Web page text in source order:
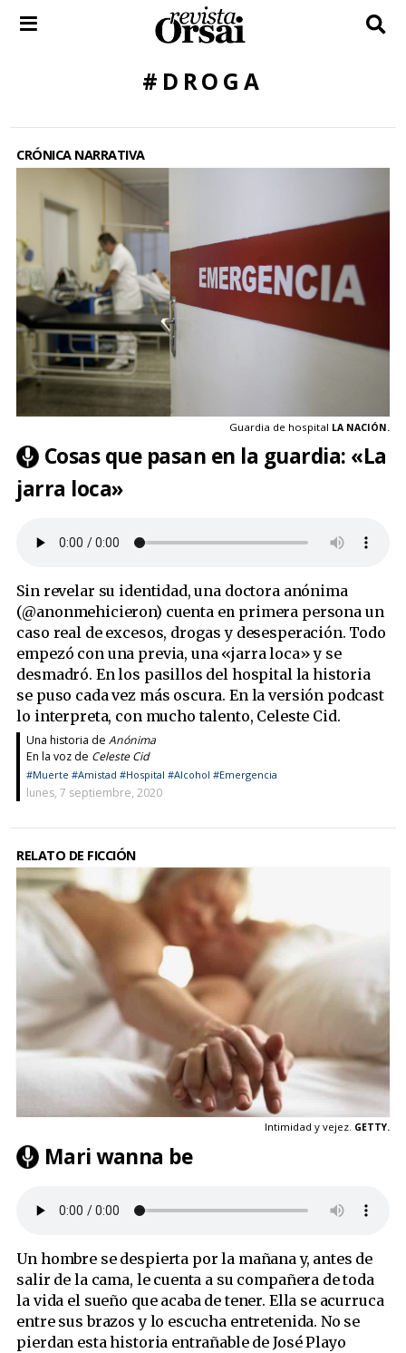
#DROGA
CRÓNICA NARRATIVA
Guardia de hospital LA NACIÓN.
Cosas que pasan en la guardia: «La
jarra loca»
Sin revelar su identidad, una doctora anónima
(@anonmehicieron) cuenta en primera persona un
caso real de excesos, drogas y desesperación. Todo
empezó con una previa, una «jarra loca» y se
desmadró. En los pasillos del hospital la historia
se puso cada vez más oscura. En la versión podcast
lo interpreta, con mucho talento, Celeste Cid.
Una historia de Anónima
En la voz de Celeste Cid
#Muerte #Amistad #Hospital #Alcohol #Emergencia
lunes, 7 septiembre, 2020
RELATO DE FICCIÓN
Intimidad y vejez. GETTY.
Mari wanna be
Un hombre se despierta por la mañana y, antes de
salir de la cama, le cuenta a su compañera de toda
la vida el sueño que acaba de tener. Ella se acurruca
entre sus brazos y lo escucha entretenida. No se
pierdan esta historia entrañable de José Playo